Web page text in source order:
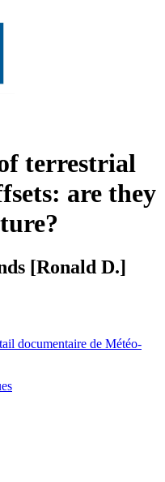
terrestrial
are they
[Ronald D.]
documentaire de Météo-